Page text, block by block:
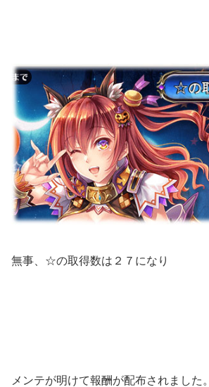
無事、☆の取得数は２７になり
メンテが明けて報酬が配布されました。